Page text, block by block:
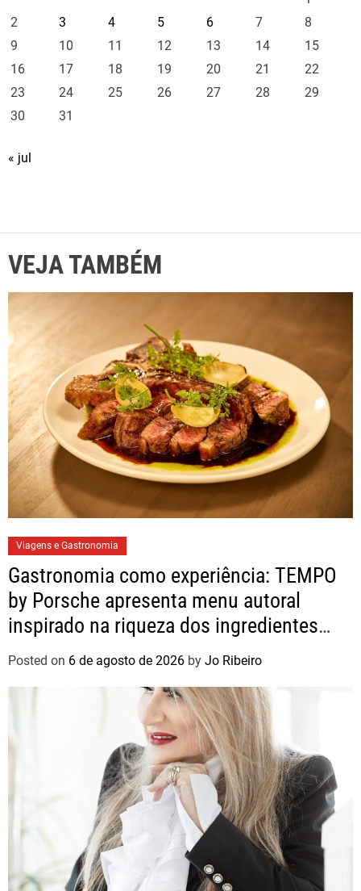
2
3 4 5 6 7
8
9
10 11 12 13 14
15
16
17 18 19 20 21
22
23
24 25 26 27 28
29
30
31
« jul
VEJA TAMBÉM
Viagens e Gastronomia
Gastronomia como experiência: TEMPO
by Porsche apresenta menu autoral
inspirado na riqueza dos ingredientes
brasileiros
Posted on 6 de agosto de 2026 by Jo Ribeiro